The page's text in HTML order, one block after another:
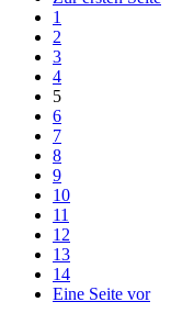
1
2
3
4
5
6
7
8
9
10
11
12
13
14
Eine Seite vor